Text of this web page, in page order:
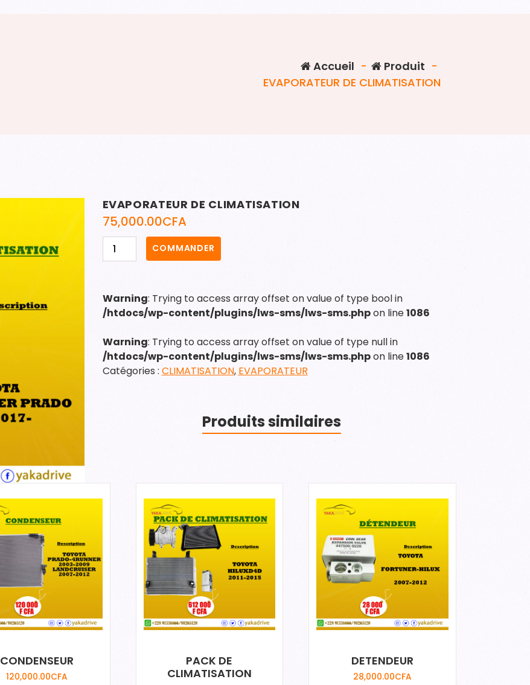
Accueil - Produit -
EVAPORATEUR DE CLIMATISATION
EVAPORATEUR DE CLIMATISATION
75,000.00CFA
quantité
de
CLIMATISATION
COMMANDER
Warning: Trying to access array offset on value of type bool in
/htdocs/wp-content/plugins/lws-sms/lws-sms.phpon line1086
Warning: Trying to access array offset on value of type null in
/htdocs/wp-content/plugins/lws-sms/lws-sms.phpon line1086
Catégories : CLIMATISATION, EVAPORATEUR
Produits similaires
CONDENSEUR
120,000.00CFA
PACK DE
CLIMATISATION
DETENDEUR
28,000.00CFA